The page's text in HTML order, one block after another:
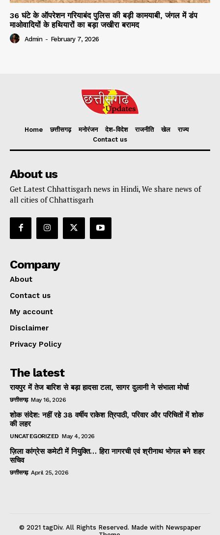
36 घंटे के ऑपरेशन गरियाबंद पुलिस की बड़ी कामयाबी, जंगल में डंप
माओवादियों के हथियारों का बड़ा जखीरा बरामद
Admin - February 7, 2026
Home छत्तीसगढ़ मनोरंजन देश-विदेश राजनीति खेल
राज्य
Contact us
About us
Get Latest Chhattisgarh news in Hindi, We share news of
all cities of Chhattisgarh
Company
About
Contact us
My account
Disclaimer
Privacy Policy
The latest
रायपुर में तेज बारिश से बड़ा हादसा टला, सागर दुलानी ने संभाला मोर्चा
छत्तीसगढ़ May 16, 2026
शोक संदेश: नहीं रहे 38 वर्षीय राकेश त्रिपाठी, परिवार और परिचितों में शोक
की लहर
UNCATEGORIZED May 4, 2026
ज़िला कांग्रेस कमेटी में नियुक्ति… हिरा नागरची एवं श्रीनाथ भोगल बने शहर
सचिव
छत्तीसगढ़ April 25, 2026
© 2021 tagDiv. All Rights Reserved. Made with Newspaper